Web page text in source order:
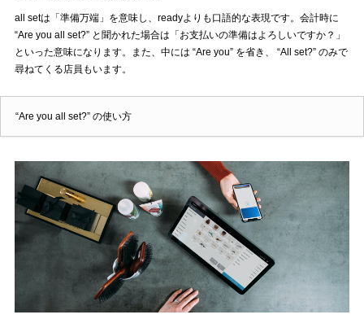
all setは「準備万端」を意味し、readyよりも口語的な表現です。会計時に
“Are you all set?” と聞かれた場合は「お支払いの準備はよろしいですか？」
といった意味になります。また、中には “Are you” を省き、 “All set?” のみで
尋ねてくる店員もいます。
“Are you all set?” の使い方